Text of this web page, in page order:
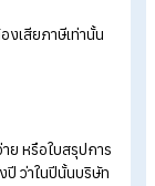
.1 และ
ม่ยื่นผิดประเภท